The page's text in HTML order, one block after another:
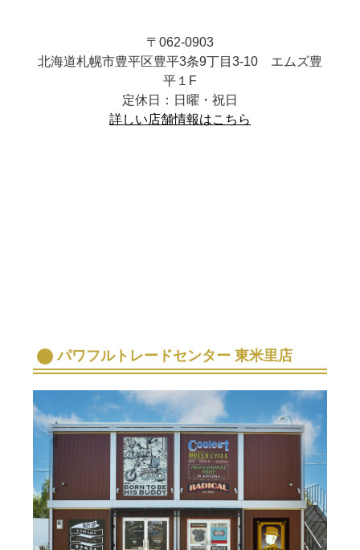
〒062-0903
北海道札幌市豊平区豊平3条9丁目3-10 エムズ豊
平１F
定休日：日曜・祝日
詳しい店舗情報はこちら
パワフルトレードセンター 東米里店